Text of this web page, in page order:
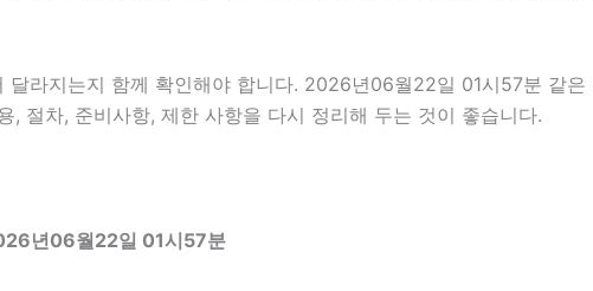
달라지는지 함께 확인해야 합니다. 2026년06월22일 01시57분 같
, 절차, 준비사항, 제한 사항을 다시 정리해 두는 것이 좋습니다.
년06월22일 01시57분